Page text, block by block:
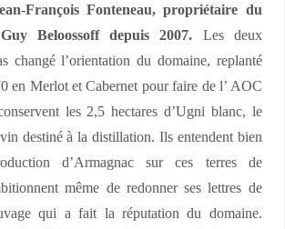
François Fonteneau, propriétaire du
Beloossoff depuis 2007. Les deux
changé l’orientation du domaine, replanté
en Merlot et Cabernet pour faire de l’ AOC
les 2,5 hectares d’Ugni blanc, le
destiné à la distillation. Ils entendent bien
d’Armagnac sur ces terres de
même de redonner ses lettres de
qui a fait la réputation du domaine.